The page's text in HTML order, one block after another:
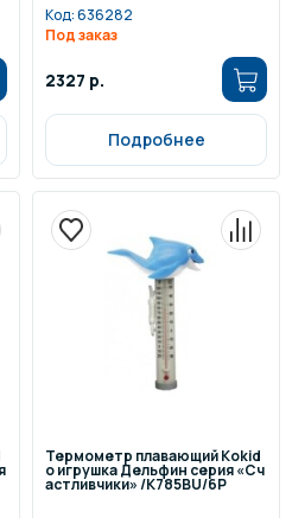
Код:636282
Под заказ
2327 р.
Подробнее
Термометр плавающий Kokid
o игрушка Дельфин серия «Сч
астливчики» /K785BU/6P